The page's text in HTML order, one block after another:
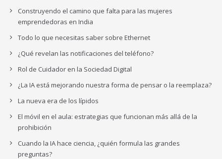
Construyendo el camino que falta para las mujeres
emprendedoras en India
Todo lo que necesitas saber sobre Ethernet
¿Qué revelan las notificaciones del teléfono?
Rol de Cuidador en la Sociedad Digital
¿La IA está mejorando nuestra forma de pensar o la reemplaza?
La nueva era de los lípidos
El móvil en el aula: estrategias que funcionan más allá de la
prohibición
Cuando la IA hace ciencia, ¿quién formula las grandes
preguntas?